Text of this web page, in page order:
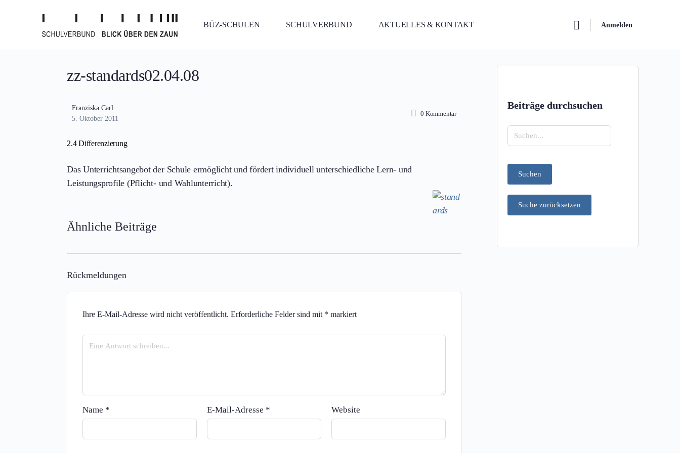
BÜZ-SCHULEN SCHULVERBUND AKTUELLES & KONTAKT Anmelden
zz-standards02.04.08
Franziska Carl
5. Oktober 2011
0 Kommentar
2.4 Differenzierung
Das Unterrichtsangebot der Schule ermöglicht und fördert individuell unterschiedliche Lern- und
Leistungsprofile (Pflicht- und Wahlunterricht).
Ähnliche Beiträge
Rückmeldungen
Ihre E-Mail-Adresse wird nicht veröffentlicht. Erforderliche Felder sind mit * markiert
Name * E-Mail-Adresse * Website
Beiträge durchsuchen
Suchen